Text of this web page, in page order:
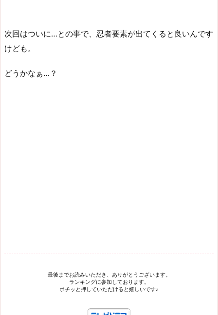
次回はついに…との事で、忍者要素が出てくると良いんです
けども。
どうかなぁ…？
最後までお読みいただき、ありがとうございます。
ランキングに参加しております。
ポチッと押していただけると嬉しいです♪